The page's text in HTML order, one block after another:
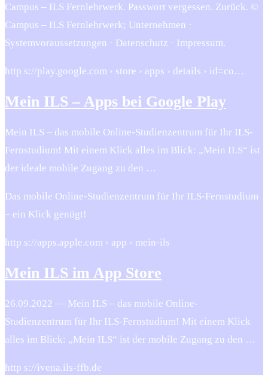
Campus – ILS Fernlehrwerk. Passwort vergessen. Zurück. ©
Campus – ILS Fernlehrwerk; Unternehmen ·
Systemvoraussetzungen · Datenschutz · Impressum.
http s://play.google.com › store › apps › details › id=co…
Mein ILS – Apps bei Google Play
Mein ILS – das mobile Online-Studienzentrum für Ihr ILS-
Fernstudium! Mit einem Klick alles im Blick: „Mein ILS“ ist
der ideale mobile Zugang zu den …
Das mobile Online-Studienzentrum für Ihr ILS-Fernstudium
– ein Klick genügt!
http s://apps.apple.com › app › mein-ils
Mein ILS im App Store
26.09.2022 — Mein ILS – das mobile Online-
Studienzentrum für Ihr ILS-Fernstudium! Mit einem Klick
alles im Blick: „Mein ILS“ ist der mobile Zugang zu den …
http s://ivena.ils-ffb.de